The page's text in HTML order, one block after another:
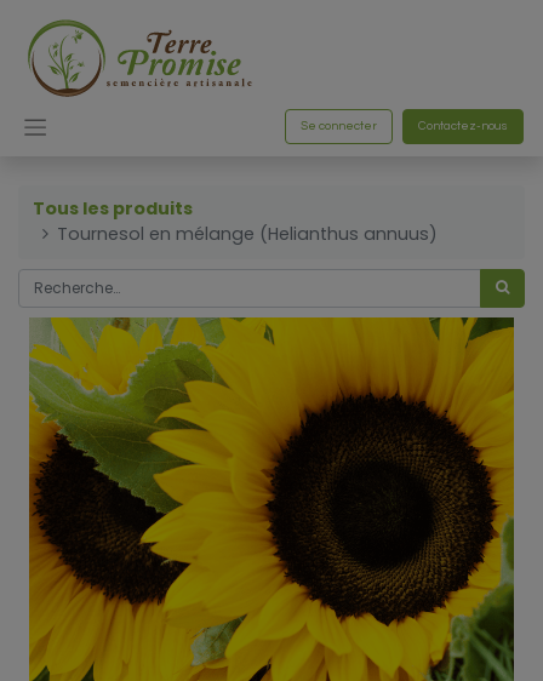
Se connecter Contactez-nous
Tous les produits
Tournesol en mélange (Helianthus annuus)